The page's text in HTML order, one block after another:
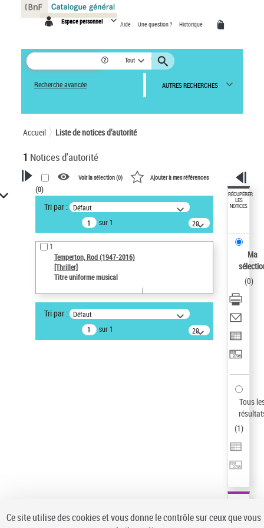
Espace personnel Aide Une question ? Historique
Tout
Recherche avancée AUTRES RECHERCHES
Accueil Liste de notices d’autorité
1 Notices d'autorité
VOTRE RECHERCHE
Recherche avancée dans les
notices d’autorité
Œuvres liées à l'auteur :
Temperton, Rod (1947-2016)
Auteur d’œuvre
ne s'applique pas
Type de notice d'autorité
Voir la sélection (0) Ajouter à mes références
(0)
Tri par : Défaut
sur 1
20
résultats/page
1
Temperton, Rod (1947-2016)
[Thriller]
Titre uniforme musical
Tri par : Défaut
sur 1
20
résultats/page
RÉCUPÉRER
LES
NOTICES
Ma
(0)
Tous
(1)
Panneau de gestion des cookies
Ce site utilise des cookies et vous donne le contrôle sur ceux que vous